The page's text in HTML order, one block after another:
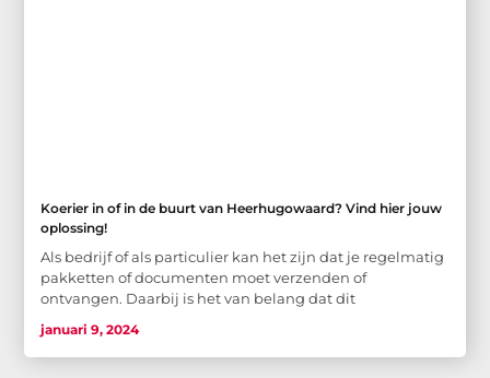
Koerier in of in de buurt van Heerhugowaard? Vind hier jouw
oplossing!
Als bedrijf of als particulier kan het zijn dat je regelmatig
pakketten of documenten moet verzenden of
ontvangen. Daarbij is het van belang dat dit
januari 9, 2024